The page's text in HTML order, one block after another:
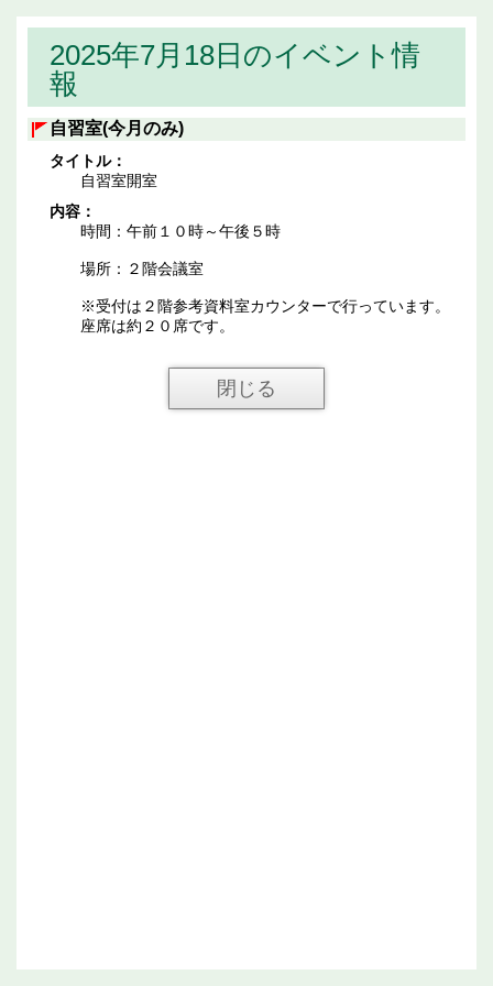
2025年7月18日のイベント情
報
自習室(今月のみ)
タイトル：
自習室開室
内容：
時間：午前１０時～午後５時
場所：２階会議室
※受付は２階参考資料室カウンターで行っています。
座席は約２０席です。